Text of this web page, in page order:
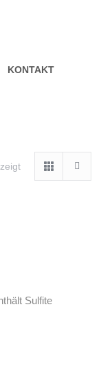
KONTAKT
Sulfite